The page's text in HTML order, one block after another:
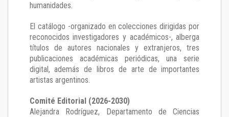
humanidades.
El catálogo -organizado en colecciones dirigidas por
reconocidos investigadores y académicos-, alberga
títulos de autores nacionales y extranjeros, tres
publicaciones académicas periódicas, una serie
digital, además de libros de arte de importantes
artistas argentinos.
Comité Editorial (2026-2030)
Alejandra Rodríguez, Departamento de Ciencias